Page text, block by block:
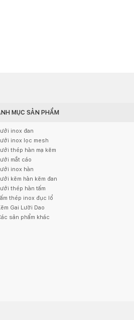
MỤC SẢN PHẨM
inox đan
inox lọc mesh
thép hàn mạ kẽm
mắt cáo
inox hàn
kẽm hàn kẽm đan
thép hàn tấm
thép inox đục lổ
Gai Lưỡi Dao
sản phẩm khác